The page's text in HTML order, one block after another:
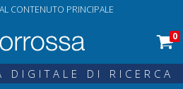
CONTENUTO PRINCIPALE
0
DIGITALE DI RICERCA